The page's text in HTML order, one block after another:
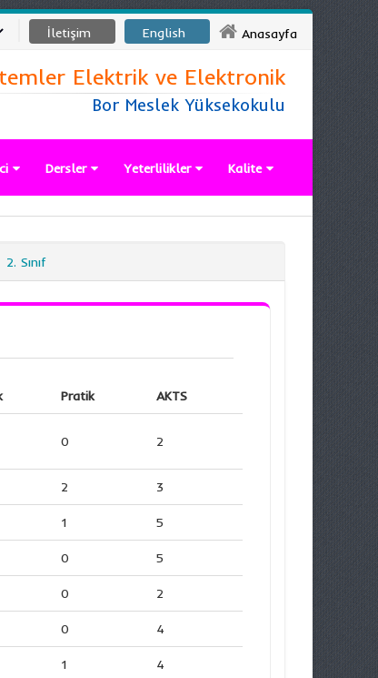
Anasayfa
English
İletişim
Elektrik ve Elektronik
Bor Meslek Yüksekokulu
Dersler Yeterlilikler Kalite
2. Sınıf
Pratik AKTS
0 2
2 3
1 5
0 5
0 2
0 4
1 4